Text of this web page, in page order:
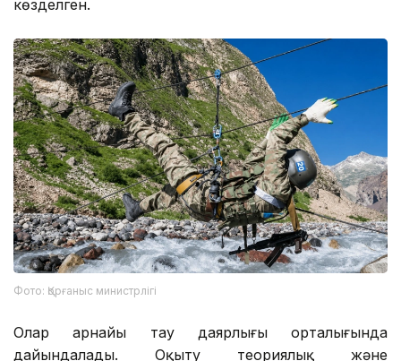
көзделген.
Фото: Қорғаныс министрлігі
Олар арнайы тау даярлығы орталығында
дайындалады. Оқыту теориялық және